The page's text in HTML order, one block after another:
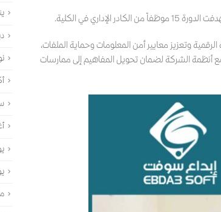
في الكلية.
وتعزيز معايير أمن المعلومات وحماية الملفات،
أنظمة الشركة لضمان تحويل المفاهيم إلى ممارسات